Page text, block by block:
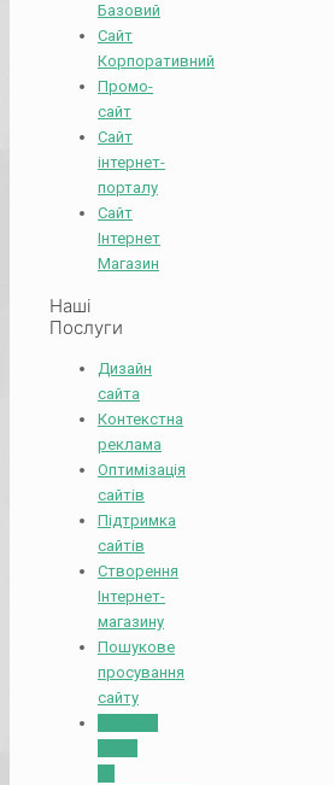
Базовий
Сайт
Корпоративний
Промо-
сайт
Сайт
інтернет-
порталу
Сайт
Інтернет
Магазин
Наші
Послуги
Дизайн
сайта
Контекстна
реклама
Оптимізація
сайтів
Підтримка
сайтів
Створення
Інтернет-
магазину
Пошукове
просування
сайту